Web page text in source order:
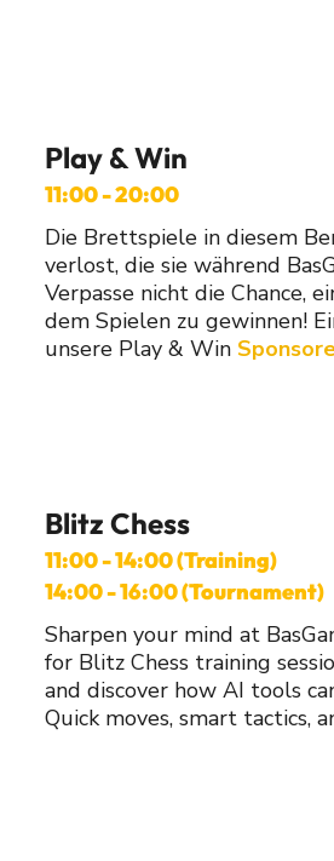
Play & Win
11:00 - 20:00
Die Brettspiele in diesem
verlost, die sie während
Verpasse nicht die Chance,
dem Spielen zu gewinnen!
unsere Play & Win
Blitz Chess
11:00 - 14:00 (Training)
14:00 - 16:00 (Tournament)
Sharpen your mind at
for Blitz Chess training
and discover how AI tools
Quick moves, smart tactics,